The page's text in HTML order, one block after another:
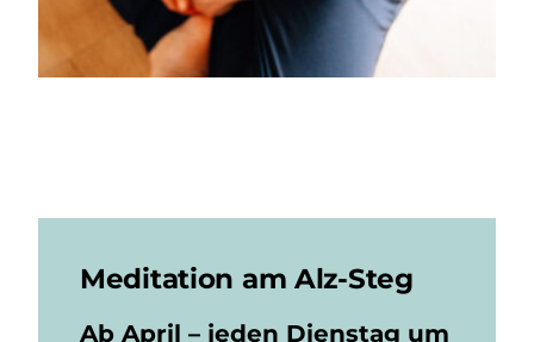
Meditation am Alz-Steg
Ab April – jeden Dienstag um